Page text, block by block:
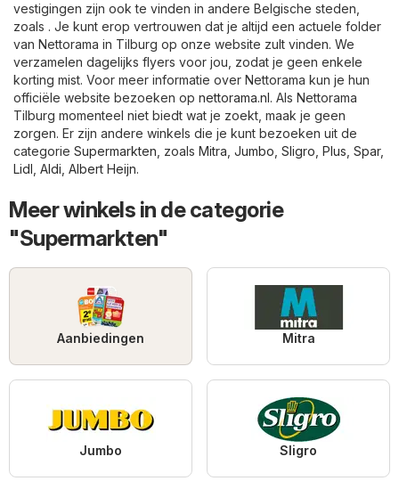
vestigingen zijn ook te vinden in andere Belgische steden,
zoals . Je kunt erop vertrouwen dat je altijd een actuele folder
van Nettorama in Tilburg op onze website zult vinden. We
verzamelen dagelijks flyers voor jou, zodat je geen enkele
korting mist. Voor meer informatie over Nettorama kun je hun
officiële website bezoeken op nettorama.nl. Als Nettorama
Tilburg momenteel niet biedt wat je zoekt, maak je geen
zorgen. Er zijn andere winkels die je kunt bezoeken uit de
categorie Supermarkten , zoals Mitra Jumbo Sligro Plus Spar,
Lidl Aldi Albert Heijn.
Meer winkels in de categorie
"Supermarkten"
Aanbiedingen Mitra
Jumbo Sligro